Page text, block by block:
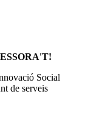
Social
de serveis